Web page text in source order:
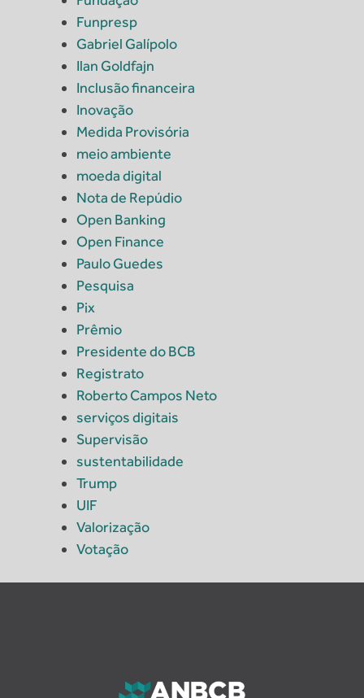
Funpresp
Gabriel Galípolo
Ilan Goldfajn
Inclusão financeira
Inovação
Medida Provisória
meio ambiente
moeda digital
Nota de Repúdio
Open Banking
Open Finance
Paulo Guedes
Pesquisa
Pix
Prêmio
Presidente do BCB
Registrato
Roberto Campos Neto
serviços digitais
Supervisão
sustentabilidade
Trump
UIF
Valorização
Votação